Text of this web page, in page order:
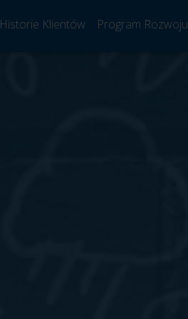
Historie Klientów Program Rozwoju